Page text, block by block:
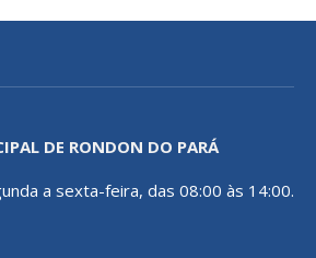
DE RONDON DO PARÁ
a sexta-feira, das 08:00 às 14:00.